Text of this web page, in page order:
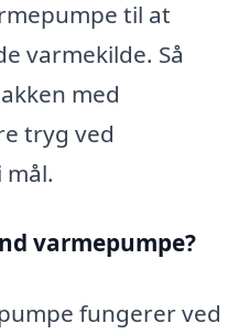
til at
varmekilde. Så
med
tryg ved
mål.
varmepumpe?
fungerer ved